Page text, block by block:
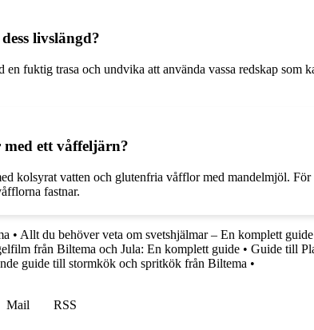
livslängd?
fuktig trasa och undvika att använda vassa redskap som
ett våffeljärn?
kolsyrat vatten och glutenfria våfflor med mandelmjöl.
fastnar.
• Allt du behöver veta om svetshjälmar – En komplett guide
från Biltema och Jula: En komplett guide • Guide till
guide till stormkök och spritkök från Biltema •
Mail
RSS